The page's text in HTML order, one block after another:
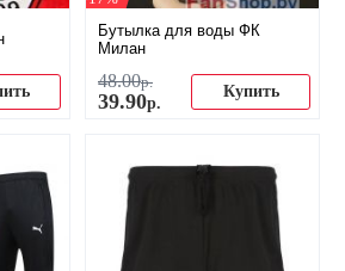
Бутылка для воды ФК
Милан
48.00р.
39.90р.
Купить